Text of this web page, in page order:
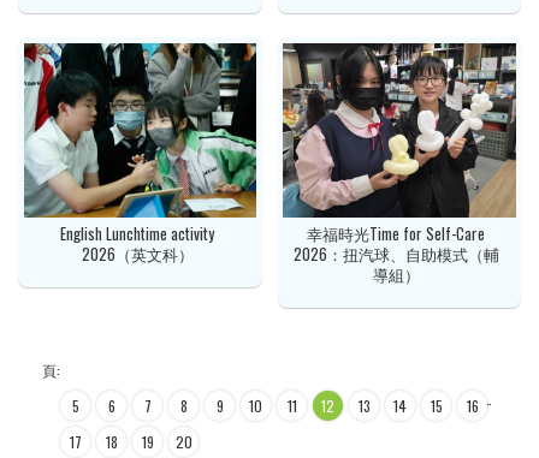
English Lunchtime activity
2026（英文科）
幸福時光Time for Self-Care
2026：扭汽球、自助模式（輔
導組）
頁:
…
5 6 7 8 9 10 11 12 13 14 15
16
17
18 19 20